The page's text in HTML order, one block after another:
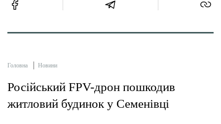
Головна Новини
Російський FPV-дрон пошкодив
житловий будинок у Семенівці